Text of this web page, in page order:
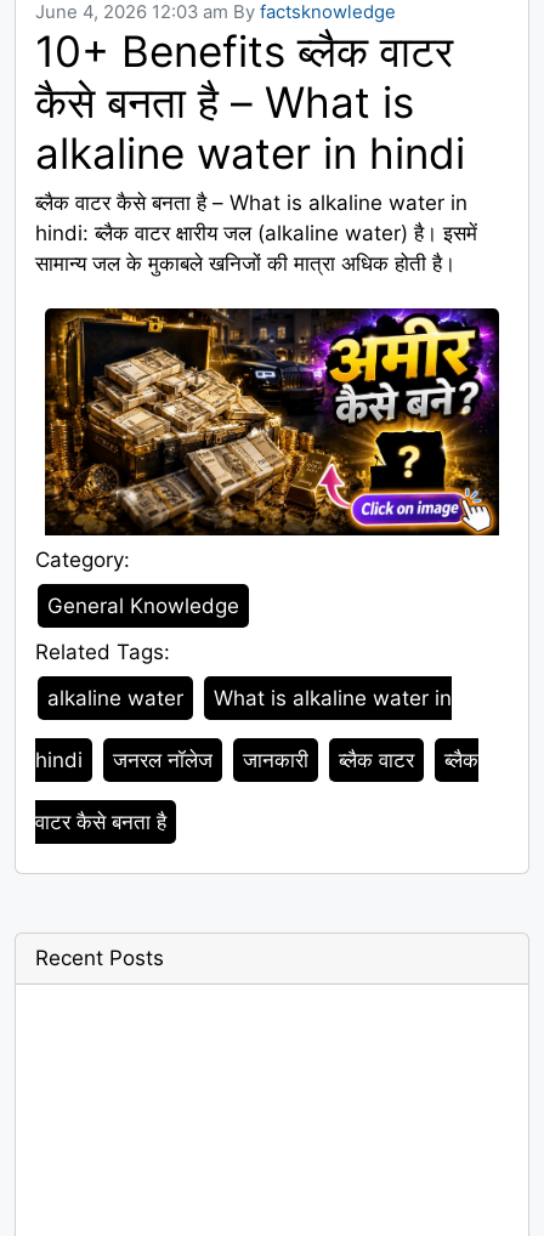
June 4, 2026 12:03 am By factsknowledge
10+ Benefits ब्लैक वाटर
कैसे बनता है – What is
alkaline water in hindi
ब्लैक वाटर कैसे बनता है – What is alkaline water in
hindi: ब्लैक वाटर क्षारीय जल (alkaline water) है। इसमें
सामान्य जल के मुकाबले खनिजों की मात्रा अधिक होती है।
Category:
Category
General Knowledge
Related Tags:
Tags
alkaline water What is alkaline water in
hindi जनरल नॉलेज जानकारी ब्लैक वाटर ब्लैक
वाटर कैसे बनता है
Recent Posts